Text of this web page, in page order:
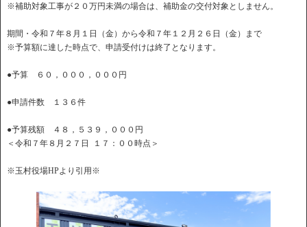
※補助対象工事が２０万円未満の場合は、補助金の交付対象としません。
期間・令和７年８月１日（金）から令和７年１２月２６日（金）まで
※予算額に達した時点で、申請受付けは終了となります。
●予算 ６０，０００，０００円
●申請件数 １３６件
●予算残額 ４８，５３９，０００円
＜令和７年８月２７日 １７：００時点＞
※玉村役場HPより引用※